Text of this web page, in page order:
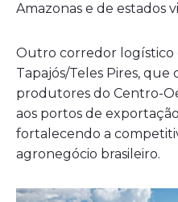
Amazonas e de estados
Outro corredor logístico
Tapajós/Teles Pires, que
produtores do Centro-
aos portos de
fortalecendo a
agronegócio brasileiro.